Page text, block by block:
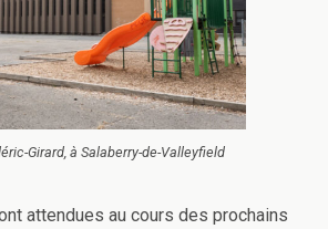
Girard, à Salaberry-de-Valleyfield
attendues au cours des prochains